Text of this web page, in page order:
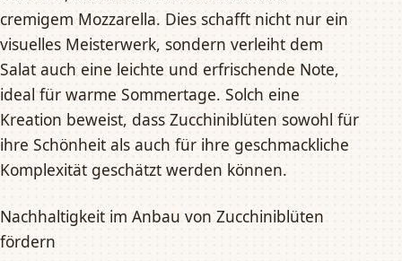
cremigem Mozzarella. Dies schafft nicht nur ein
visuelles Meisterwerk, sondern verleiht dem
Salat auch eine leichte und erfrischende Note,
ideal für warme Sommertage. Solch eine
Kreation beweist, dass Zucchiniblüten sowohl für
ihre Schönheit als auch für ihre geschmackliche
Komplexität geschätzt werden können.
Nachhaltigkeit im Anbau von Zucchiniblüten
fördern